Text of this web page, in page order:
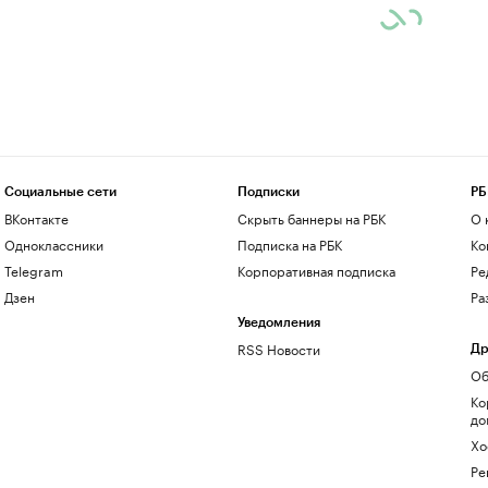
Социальные сети
ВКонтакте
Одноклассники
Telegram
Дзен
Подписки
Скрыть баннеры на РБК
Подписка на РБК
Корпоративная подписка
Уведомления
RSS Новости
О